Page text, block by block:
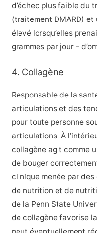
d’échec plus faible du
(traitement DMARD) et
élevé lorsqu’elles
grammes par jour –
4. Collagène
Responsable de la
articulations et des
pour toute personne
articulations. À
collagène agit comme
de bouger
clinique menée par
de nutrition et de
de la Penn State
de collagène favorise